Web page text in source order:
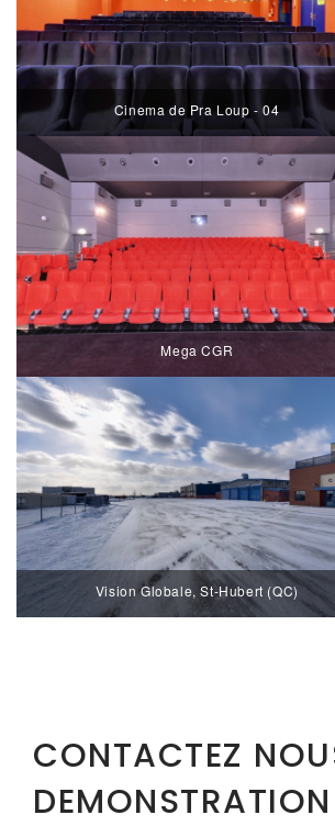
Cinema de Pra Loup - 04
Mega CGR
Vision Globale, St-Hubert (QC)
CONTACTEZ